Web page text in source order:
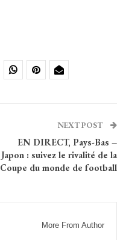
NEXT POST
EN DIRECT, Pays-Bas –
Japon : suivez le rivalité de la
Coupe du monde de football
More From Author